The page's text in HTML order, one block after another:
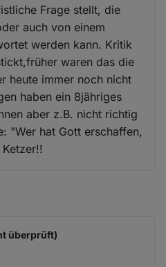
Frage stellt, die
auch von einem
werden kann. Kritik
waren das die
heute immer noch nicht
haben ein 8jähriges
aber z.B. nicht richtig
"Wer hat Gott erschaffen,
überprüft)